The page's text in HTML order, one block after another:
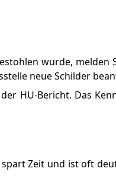
wurde, melden
neue Schilder
HU-Bericht. Das
Zeit und ist oft